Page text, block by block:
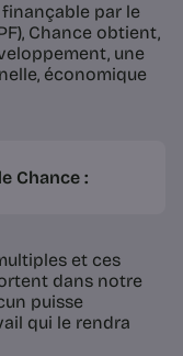
par le
Chance obtient,
une
économique
Chance :
et ces
dans notre
puisse
qui le rendra